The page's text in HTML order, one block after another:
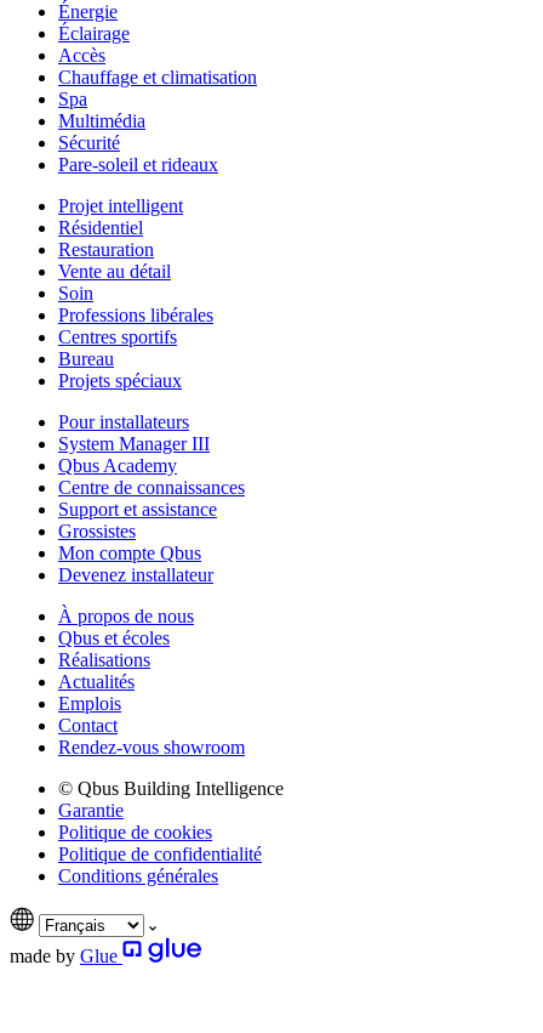
Énergie
Éclairage
Accès
Chauffage et climatisation
Spa
Multimédia
Sécurité
Pare-soleil et rideaux
Projet intelligent
Résidentiel
Restauration
Vente au détail
Soin
Professions libérales
Centres sportifs
Bureau
Projets spéciaux
Pour installateurs
System Manager III
Qbus Academy
Centre de connaissances
Support et assistance
Grossistes
Mon compte Qbus
Devenez installateur
À propos de nous
Qbus et écoles
Réalisations
Actualités
Emplois
Contact
Rendez-vous showroom
© Qbus Building Intelligence
Garantie
Politique de cookies
Politique de confidentialité
Conditions générales
made by Glue